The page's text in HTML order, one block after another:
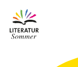
Zum Inhalt